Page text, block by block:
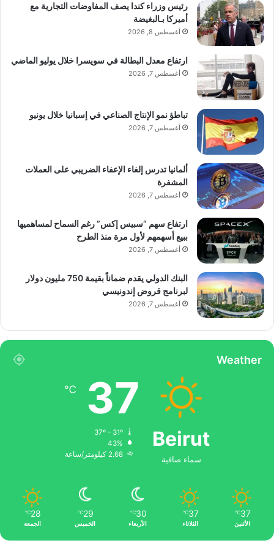
رئيس وزراء كندا يصف المفاوضات التجارية مع
أميركا بـالبغيضة
أغسطس 8, 2026
ارتفاع معدل البطالة في سويسرا خلال يوليو الماضي
أغسطس 7, 2026
تباطؤ نمو الإنتاج الصناعي في إسبانيا خلال يونيو
أغسطس 7, 2026
ألمانيا تدرس إلغاء الإعفاء الضريبي على العملات
المشفرة
أغسطس 7, 2026
ارتفاع سهم “سبيس إكس” رغم السماح لمساهميها
ببيع أسهمهم لأول مرة منذ الطرح
أغسطس 7, 2026
البنك الدولي يقدم ضماناً بقيمة 750 مليون دولار
لبرنامج قروض إندونيسي
أغسطس 7, 2026
Weather
Beirut
سماء صافية
37
℃
43%
2.68 كيلومتر/ساعة
37
℃
الأثنين
37
℃
الثلاثاء
30
℃
الأربعاء
29
℃
الخميس
28
℃
الجمعة